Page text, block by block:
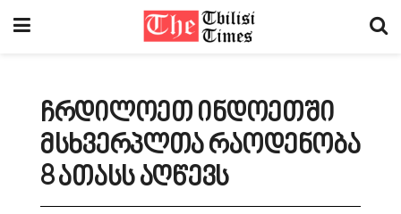
ჩრდილოეთ ინდოეთში
მსხვერპლთა რაოდენობა
8 ათასს აღწევს